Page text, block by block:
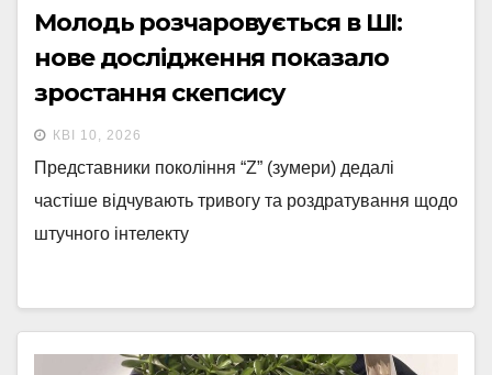
Молодь розчаровується в ШІ:
нове дослідження показало
зростання скепсису
КВІ 10, 2026
Представники покоління “Z” (зумери) дедалі
частіше відчувають тривогу та роздратування щодо
штучного інтелекту